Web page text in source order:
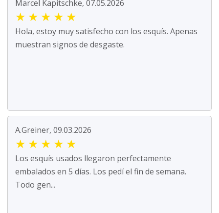
Marcel Kapitschke, 07.05.2026
★ ★ ★ ★ ★
Hola, estoy muy satisfecho con los esquís. Apenas
muestran signos de desgaste.
A.Greiner, 09.03.2026
★ ★ ★ ★ ★
Los esquís usados llegaron perfectamente
embalados en 5 días. Los pedí el fin de semana.
Todo gen...